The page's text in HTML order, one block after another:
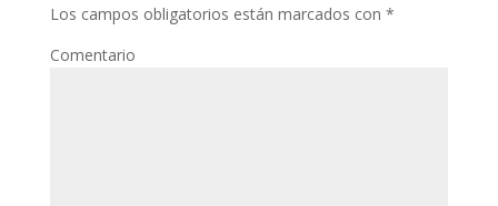
Los campos obligatorios están marcados con *
Comentario